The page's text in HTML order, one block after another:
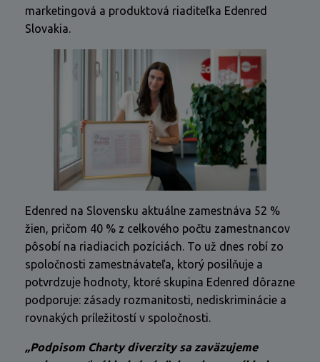
marketingová a produktová riaditeľka Edenred
Slovakia.
Edenred na Slovensku aktuálne zamestnáva 52 %
žien, pričom 40 % z celkového počtu zamestnancov
pôsobí na riadiacich pozíciách. To už dnes robí zo
spoločnosti zamestnávateľa, ktorý posilňuje a
potvrdzuje hodnoty, ktoré skupina Edenred dôrazne
podporuje: zásady rozmanitosti, nediskriminácie a
rovnakých príležitostí v spoločnosti.
„Podpisom Charty diverzity sa zaväzujeme